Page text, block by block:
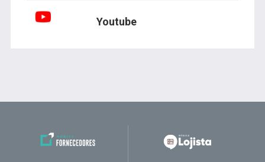
Youtube